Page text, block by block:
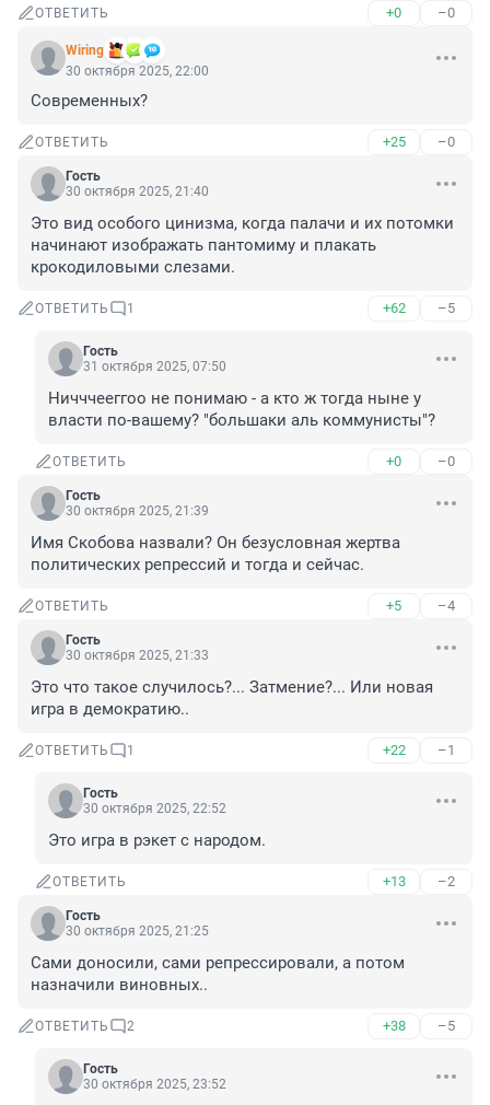
ОТВЕТИТЬ +0 –0
Wiring
30 октября 2025, 22:00
Современных?
ОТВЕТИТЬ +25 –0
Гость
30 октября 2025, 21:40
Это вид особого цинизма, когда палачи и их потомки
начинают изображать пантомиму и плакать
крокодиловыми слезами.
ОТВЕТИТЬ 1 +62 –5
Гость
31 октября 2025, 07:50
Ничччееггоо не понимаю - а кто ж тогда ныне у
власти по-вашему? "большаки аль коммунисты"?
ОТВЕТИТЬ +0 –0
Гость
30 октября 2025, 21:39
Имя Скобова назвали? Он безусловная жертва
политических репрессий и тогда и сейчас.
ОТВЕТИТЬ +5 –4
Гость
30 октября 2025, 21:33
Это что такое случилось?... Затмение?... Или новая
игра в демократию..
ОТВЕТИТЬ 1 +22 –1
Гость
30 октября 2025, 22:52
Это игра в рэкет с народом.
ОТВЕТИТЬ +13 –2
Гость
30 октября 2025, 21:25
Сами доносили, сами репрессировали, а потом
назначили виновных..
ОТВЕТИТЬ 2 +38 –5
Гость
30 октября 2025, 23:52